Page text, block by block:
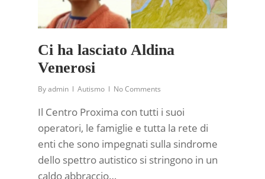
Ci ha lasciato Aldina
Venerosi
Byadmin Autismo No Comments
Il Centro Proxima con tutti i suoi
operatori, le famiglie e tutta la rete di
enti che sono impegnati sulla sindrome
dello spettro autistico si stringono in un
caldo abbraccio…